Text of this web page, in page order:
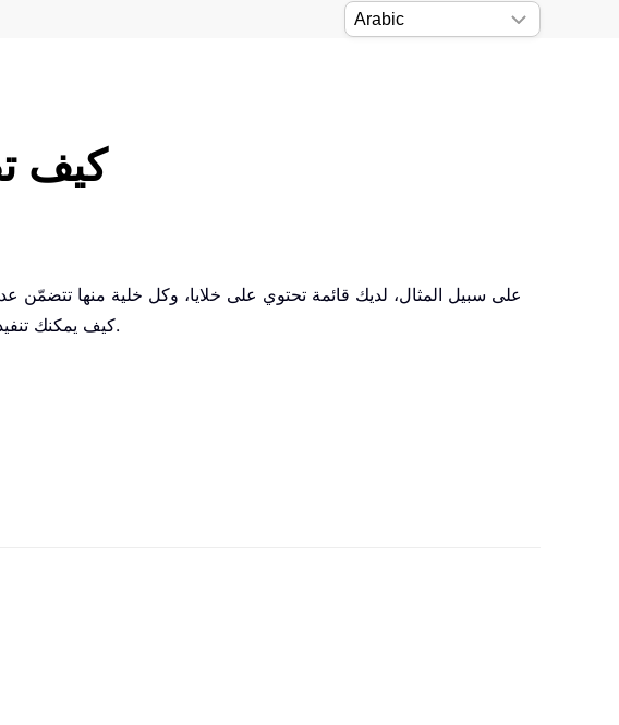
كيف
على سبيل المثال، لديك قائمة تحتوي على خلايا، وكل خلية منها
كيف يمكنك تنفيذ ذلك بسرعة؟ في هذا البرنامج التعليمي، أقدّم لك بعض الحيل الذكية للتعامل مع هذه المهمة بسهولة وفعالية.